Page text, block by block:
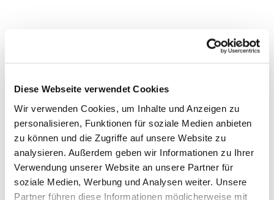
Diese Webseite verwendet Cookies
Wir verwenden Cookies, um Inhalte und Anzeigen zu
personalisieren, Funktionen für soziale Medien anbieten
zu können und die Zugriffe auf unsere Website zu
analysieren. Außerdem geben wir Informationen zu Ihrer
Verwendung unserer Website an unsere Partner für
soziale Medien, Werbung und Analysen weiter. Unsere
Partner führen diese Informationen möglicherweise mit
Dies könnte Sie auch interessieren